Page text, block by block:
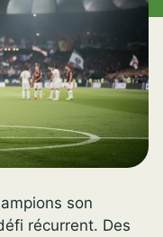
son
récurrent. Des